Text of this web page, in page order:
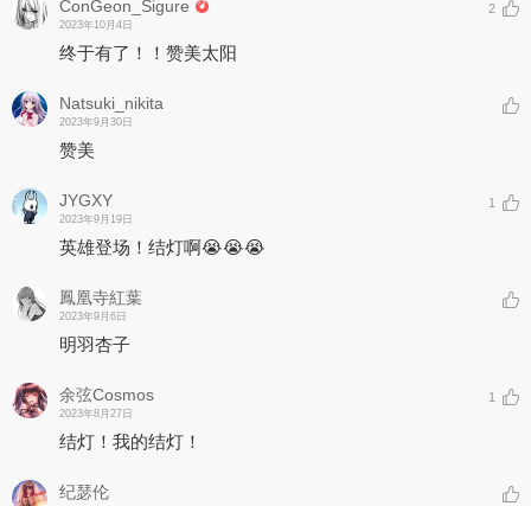
ConGeon_Sigure
2023年10月4日
2
终于有了！！赞美太阳
Natsuki_nikita
2023年9月30日
赞美
JYGXY
2023年9月19日
1
英雄登场！结灯啊😭😭😭
鳳凰寺紅葉
2023年9月6日
明羽杏子
余弦Cosmos
2023年8月27日
1
结灯！我的结灯！
纪瑟伦